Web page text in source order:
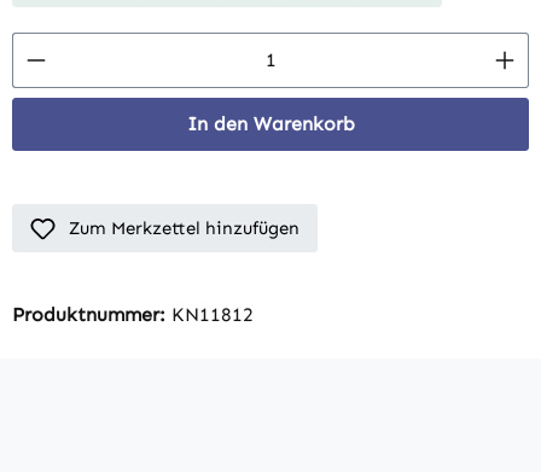
Produkt Anzahl: Gib den gewünschten
In den Warenkorb
Zum Merkzettel hinzufügen
Produktnummer: KN11812